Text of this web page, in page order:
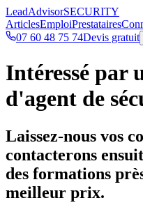
LeadAdvisorSECURITY
ArticlesEmploiPrestataires
07 60 48 75 74Devis gratuit
Intéressé par
d'agent de
Laissez-nous vos
contacterons
des formations
meilleur prix.